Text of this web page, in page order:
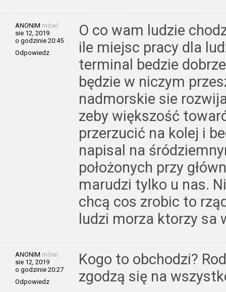
ANONIM mówi:
sie 12, 2019
o godzinie 20:45
Odpowiedz
O co wam ludzie
ile miejsc pracy dla
terminal bedzie
będzie w niczym
nadmorskie sie
zeby większość
przerzucić na kolej i
napisal na
położonych przy
marudzi tylko u nas.
chcą cos zrobic to
ludzi morza ktorzy sa
ANONIM mówi:
sie 12, 2019
o godzinie 20:27
Odpowiedz
Kogo to obchodzi?
zgodzą się na